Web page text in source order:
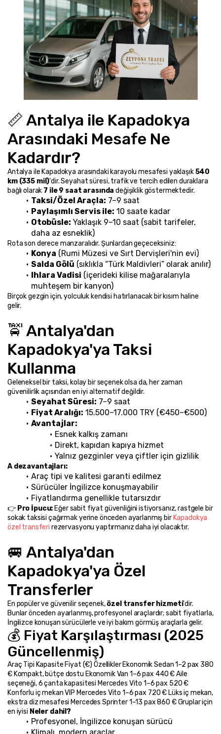
📏 Antalya ile Kapadokya
Arasındaki Mesafe Ne
Kadardır?
Antalya ile Kapadokya arasındaki karayolu mesafesi yaklaşık 540
km (335 mil)'dir. Seyahat süresi, trafik ve tercih edilen duraklara
bağlı olarak 7 ile 9 saat arasında değişiklik göstermektedir.
Taksi/Özel Araçla: 7–9 saat
Paylaşımlı Servis ile: 10 saate kadar
Otobüsle: Yaklaşık 9–10 saat (sabit tarifeler,
daha az esneklik)
Rota son derece manzaralıdır. Şunlardan geçeceksiniz:
Konya (Rumi Müzesi ve Sırt Dervişleri'nin evi)
Salda Gölü (sıklıkla “Türk Maldivleri” olarak anılır)
Ihlara Vadisi (içerideki kilise mağaralarıyla
muhteşem bir kanyon)
Birçok gezgin için, yolculuk kendisi hatırlanacak bir kısım haline
gelir.
🚖 Antalya'dan
Kapadokya'ya Taksi
Kullanma
Geleneksel bir taksi, kolay bir seçenek olsa da, her zaman
güvenilirlik açısından en iyi alternatif değildir.
Seyahat Süresi: 7–9 saat
Fiyat Aralığı: 15.500–17.000 TRY (€450–€500)
Avantajlar:
Esnek kalkış zamanı
Direkt, kapıdan kapıya hizmet
Yalnız gezginler veya çiftler için gizlilik
A dezavantajları:
Araç tipi ve kalitesi garanti edilmez
Sürücüler İngilizce konuşmayabilir
Fiyatlandırma genellikle tutarsızdır
👉 Pro İpucu: Eğer sabit fiyat güvenliğini istiyorsanız, rastgele bir
sokak taksisi çağırmak yerine önceden ayarlanmış bir Kapadokya
özel transferi rezervasyonu yaptırmanız daha iyi olacaktır.
🚐 Antalya'dan
Kapadokya'ya Özel
Transferler
En popüler ve güvenilir seçenek, özel transfer hizmeti'dir.
Bunlar önceden ayarlanmış, profesyonel araçlardır; sabit fiyatlarla,
İngilizce konuşan sürücülerle ve iyi bakım görmüş araçlarla gelir.
💰 Fiyat Karşılaştırması (2025
Güncellenmiş)
Araç Tipi Kapasite Fiyat (€) Özellikler Ekonomik Sedan 1–2 pax 380
€ Kompakt, bütçe dostu Ekonomik Van 1–6 pax 440 € Aile
seçeneği, 6 çanta kapasitesi Mercedes Vito 1–6 pax 520 €
Konforlu iç mekan VIP Mercedes Vito 1–6 pax 720 € Lüks iç mekan,
ekstra diz mesafesi Mercedes Sprinter 1–13 pax 860 € Gruplar için
en iyisi Neler dahil?
Profesyonel, İngilizce konuşan sürücü
Klimalı, modern araçlar